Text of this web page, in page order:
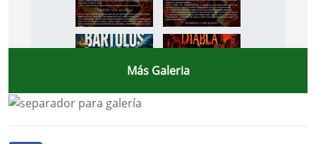
Más Galeria